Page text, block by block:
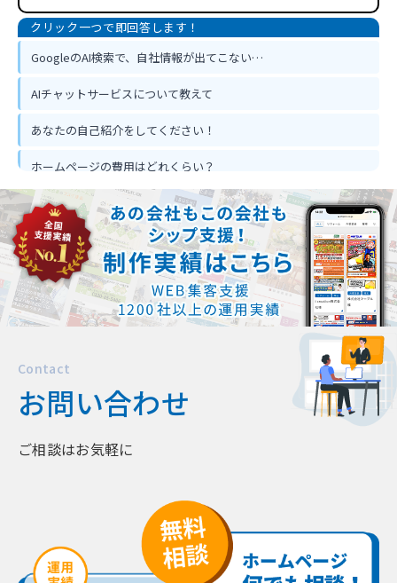
GoogleのAI検索で、自社情報が出てこない…
AIチャットサービスについて教えて
あなたの自己紹介をしてください！
ホームページの費用はどれくらい？
ホームページ作って反響は出るの？
忙しくてもホームページ作成は可能？
Contact
お問い合わせ
ご相談はお気軽に